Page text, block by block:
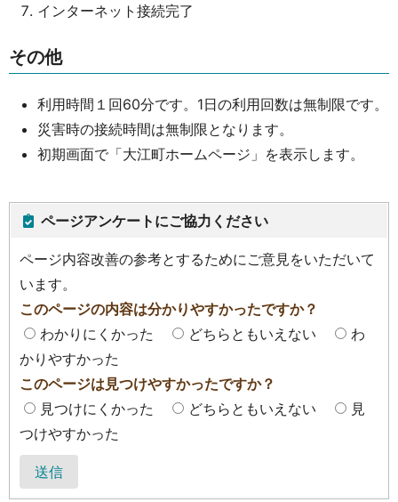
インターネット接続完了
その他
利用時間１回60分です。1日の利用回数は無制限です。
災害時の接続時間は無制限となります。
初期画面で「大江町ホームページ」を表示します。
ページアンケートにご協力ください
ページ内容改善の参考とするためにご意見をいただいて
います。
このページの内容は分かりやすかったですか？
わかりにくかった
どちらともいえない
わ
かりやすかった
このページは見つけやすかったですか？
見つけにくかった
どちらともいえない
見
つけやすかった
送信